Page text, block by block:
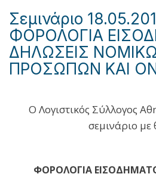
Σεμινάριο
ΦΟΡΟΛΟΓΙΑ
ΔΗΛΩΣΕΙΣ
ΠΡΟΣΩΠΩΝ ΚΑΙ
Ο Λογιστικός Σύλλογος
σεμινάριο με
ΦΟΡΟΛΟΓΙΑ